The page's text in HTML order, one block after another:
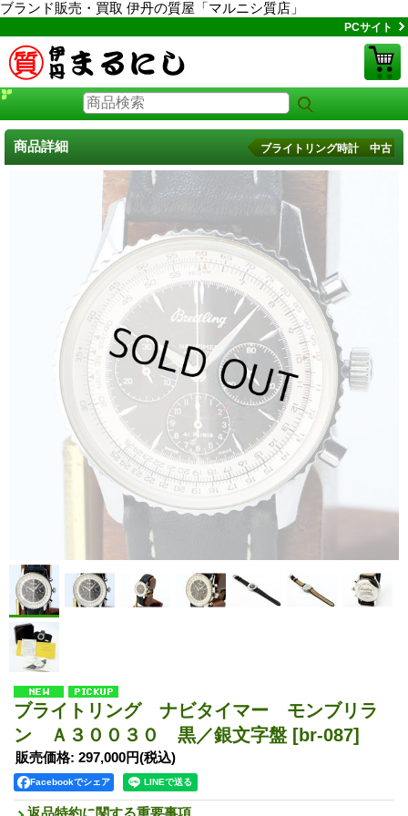
ブランド販売・買取 伊丹の質屋「マルニシ質店」
PCサイト
商品詳細 ブライトリング時計 中古
ブライトリング ナビタイマー モンブリラ
ン Ａ３００３０ 黒／銀文字盤 [br-087]
販売価格: 297,000円(税込)
Facebookでシェア
返品特約に関する重要事項